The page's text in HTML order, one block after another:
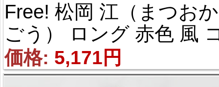
Free! 松岡 江（まつおか
ごう） ロング 赤色 風
スプレウィッグ
価格: 5,171円